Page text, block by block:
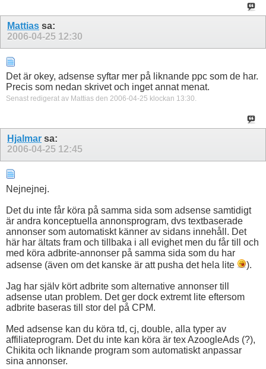
Mattias sa:
2006-04-25 12:30
Det är okey, adsense syftar mer på liknande ppc som de har.
Precis som nedan skrivet och inget annat menat.
Senast redigerat av Mattias den 2006-04-25 klockan 13:30.
Hjalmar sa:
2006-04-25 12:45
Nejnejnej.
Det du inte får köra på samma sida som adsense samtidigt
är andra konceptuella annonsprogram, dvs textbaserade
annonser som automatiskt känner av sidans innehåll. Det
här har ältats fram och tillbaka i all evighet men du får till och
med köra adbrite-annonser på samma sida som du har
adsense (även om det kanske är att pusha det hela lite
).
Jag har själv kört adbrite som alternative annonser till
adsense utan problem. Det ger dock extremt lite eftersom
adbrite baseras till stor del på CPM.
Med adsense kan du köra td, cj, double, alla typer av
affiliateprogram. Det du inte kan köra är tex AzoogleAds (?),
Chikita och liknande program som automatiskt anpassar
sina annonser.